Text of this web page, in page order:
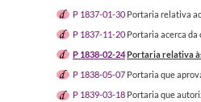
P 1837-01-30 Portaria relativa
P 1837-11-20 Portaria acerca da
P 1838-02-24Portaria relativa
P 1838-05-07 Portaria que
P 1839-03-18 Portaria que